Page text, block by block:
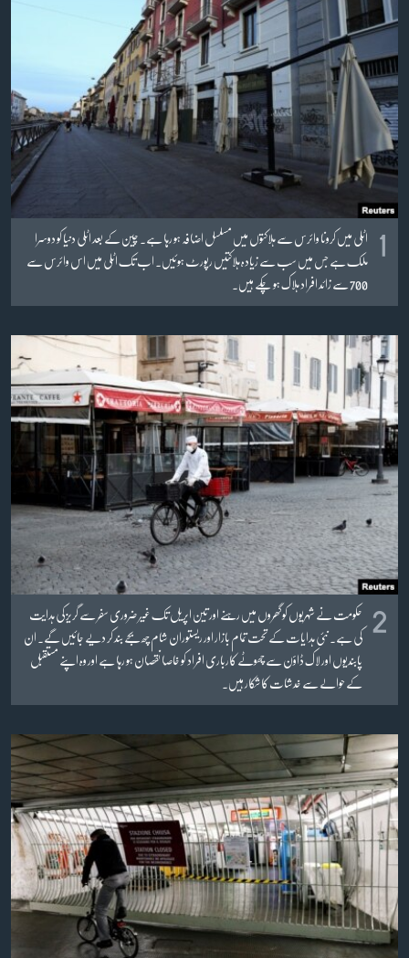
آرٹ
آزادیٔ صحافت
سائنس و ٹیکنالوجی
صحت
دلچسپ و عجیب
ویڈیوز
آڈیو
اسپیشل کوریج
FOLLOW US
زبان
1 اٹلی میں کرونا وائرس سے ہلاکتوں میں مسلسل اضافہ ہو رہا ہے۔ چین کے بعد اٹلی دنیا کو دوسرا
ملک ہے جس میں سب سے زیادہ ہلاکتیں رپورٹ ہوئیں۔ اب تک اٹلی میں اس وائرس سے
700 سے زائد افراد ہلاک ہو چکے ہیں۔
2 ​حکومت نے شہریوں کو گھروں میں رہنے اور تین اپریل تک غیر ضروری سفر سے گریز کی ہدایت
کی ہے۔ نئی ہدایات کے تحت تمام بازار اور ریستوران شام چھ بجے بند کر دیے جائیں گے۔ ان
پابندیوں اور لاک ڈاؤن سے چھوٹے کارباری افراد کو خاصا نقصان ہو رہا ہے اور وہ اپنے مستقبل
کے حوالے سے خدشات کا شکار ہیں۔